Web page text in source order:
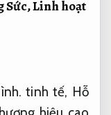
Sức,Linh hoạt
tinh tế, Hỗ